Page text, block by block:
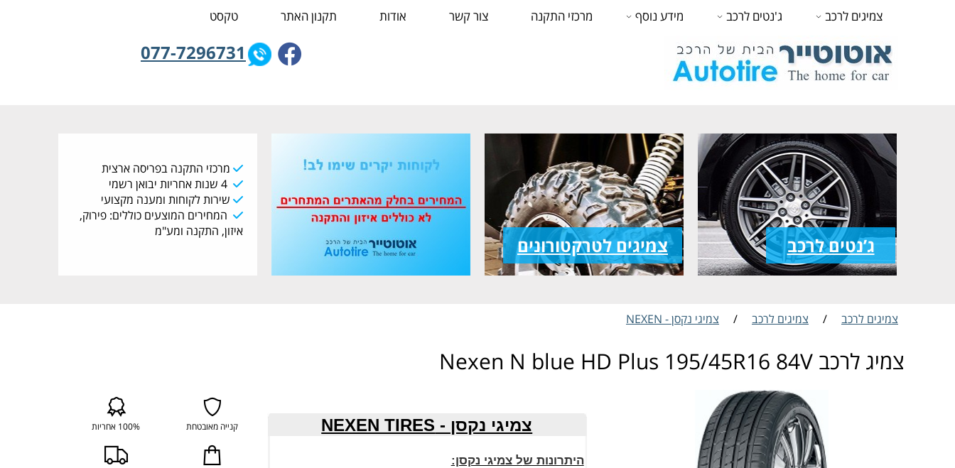
077-7296731
צמיגים לרכב ג'נטים לרכב מידע נוסף מרכזי התקנה צור קשר אודות תקנון האתר טקסט
ג’נטים לרכב צמיגים לטרקטורונים
מרכזי התקנה בפריסה ארצית
שירות לקוחות ומענה מקצועי
המחירים המוצעים כוללים: פירוק,
איזון, התקנה ומע"מ
צמיגים לרכב / צמיגים לרכב / צמיגי נקסן - NEXEN
צמיג לרכב Nexen N blue HD Plus 195/45R16 84V
צמיגי נקסן - NEXEN TIRES
היתרונות של צמיגי נקסן:
קנייה מאובטחת 100% אחריות